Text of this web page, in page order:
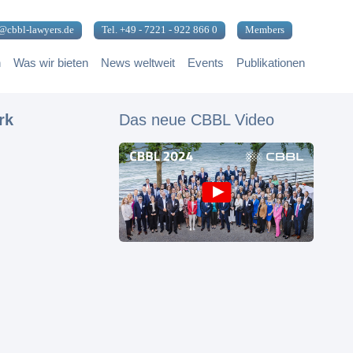
lawyers.de Tel. +49 - 7221 - 922 866 0 Members
Was wir bieten News weltweit Events Publikationen
Das neue CBBL Video